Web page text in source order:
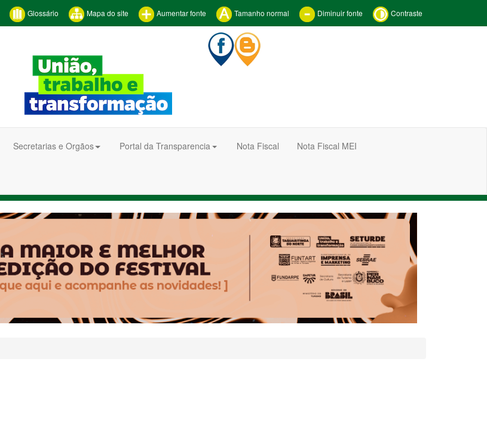
Glossário Mapa do site Aumentar fonte Tamanho normal Diminuir fonte Contraste
Secretarias e Orgãos Portal da Transparencia Nota Fiscal Nota Fiscal MEI